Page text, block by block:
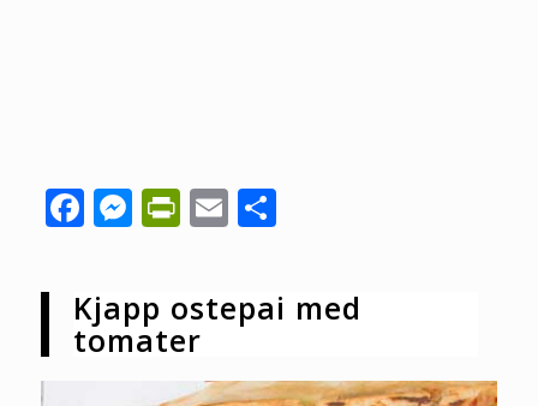
Facebook
Messenger
PrintFriendly
EmailShare
Kjapp ostepai med
tomater